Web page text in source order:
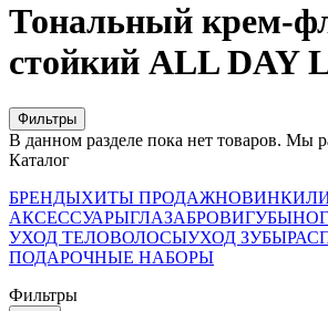
Тональный крем-
стойкий ALL DAY
Фильтры
В данном разделе пока нет товаров. Мы
Каталог
БРЕНДЫХИТЫ ПРОДАЖНОВИНКИ
АКСЕССУАРЫГЛАЗАБРОВИГУБЫ
УХОД ТЕЛОВОЛОСЫУХОД ЗУБЫ
ПОДАРОЧНЫЕ НАБОРЫ
Фильтры